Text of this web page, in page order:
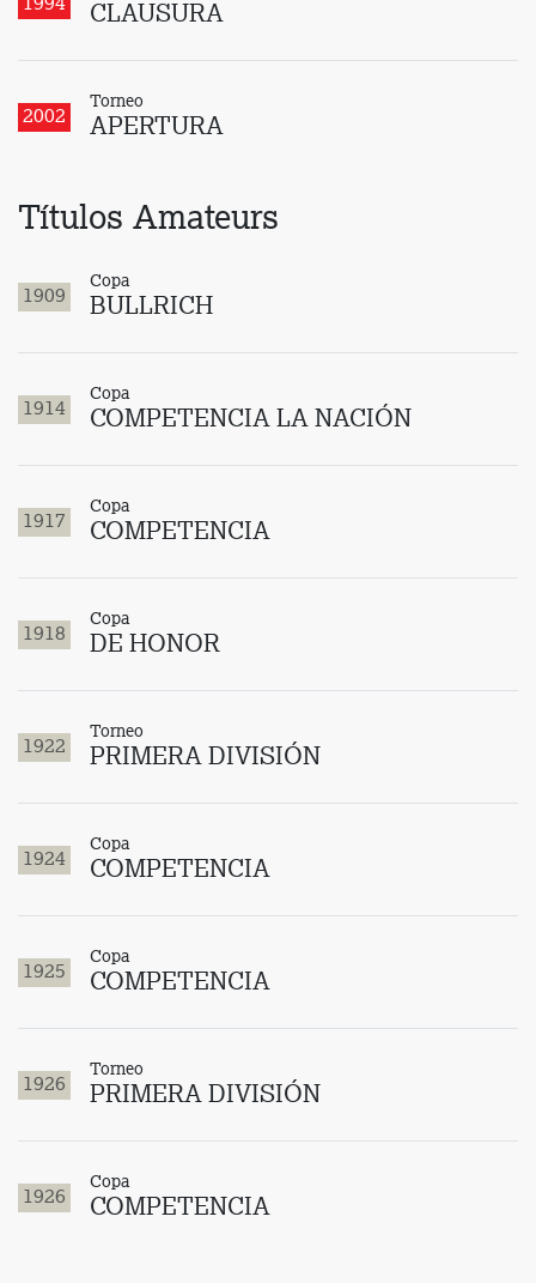
1994 CLAUSURA
2002
Torneo
APERTURA
Títulos Amateurs
1909
Copa
BULLRICH
1914
Copa
COMPETENCIA LA NACIÓN
1917
Copa
COMPETENCIA
1918
Copa
DE HONOR
1922
Torneo
PRIMERA DIVISIÓN
1924
Copa
COMPETENCIA
1925
Copa
COMPETENCIA
1926
Torneo
PRIMERA DIVISIÓN
1926
Copa
COMPETENCIA